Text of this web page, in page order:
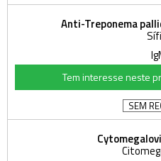
Anti-Treponema
Tem interesse neste
SEM